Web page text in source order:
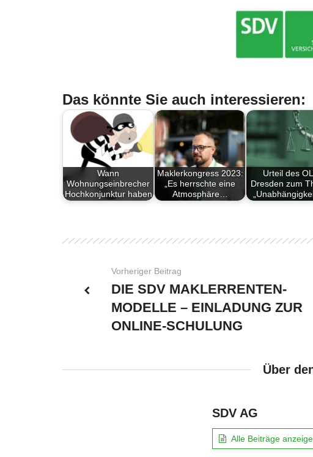
Das könnte Sie auch interessieren:
Wann
Wohnungseinbrecher
Hochkonjunktur haben
Maklerkongress 2023:
„Es herrschte eine
Atmosphäre…
Urteil des
Dresden zum
Vorheriger Beitrag
DIE SDV MAKLERRENTEN-
MODELLE – EINLADUNG ZUR
ONLINE-SCHULUNG
Über
SDV AG
Alle Beiträge